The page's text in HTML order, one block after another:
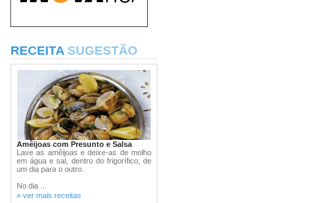
RECEITA SUGESTÃO
Amêijoas com Presunto e Salsa
Lave as amêijoas e deixe-as de molho
em água e sal, dentro do frigorífico, de
um dia para o outro.
No dia ...
» ver mais receitas